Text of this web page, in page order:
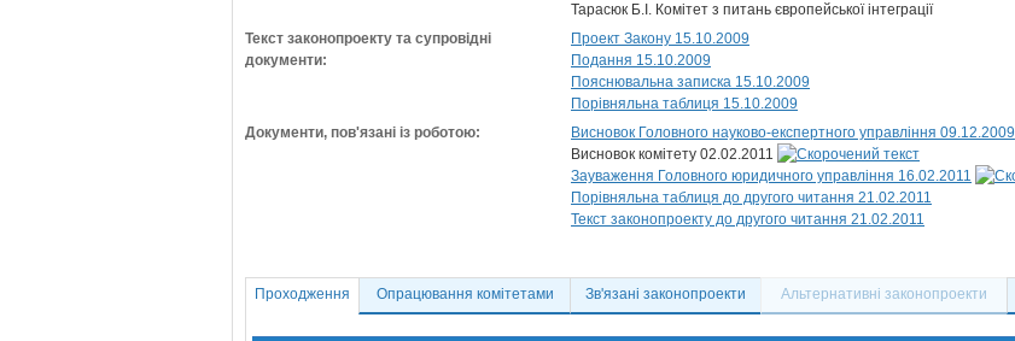
Тарасюк Б.І. Комітет з питань європейської інтеграції
Текст законопроекту та супровідні
документи:
Проект Закону 15.10.2009
Подання 15.10.2009
Пояснювальна записка 15.10.2009
Порівняльна таблиця 15.10.2009
Документи, пов'язані із роботою:
Висновок Головного науково-експертного управління 09.12.2009
Висновок комітету 02.02.2011
Зауваження Головного юридичного управління 16.02.2011
Порівняльна таблиця до другого читання 21.02.2011
Текст законопроекту до другого читання 21.02.2011
Проходження Опрацювання комітетами Зв'язані законопроекти Альтернативні законопроекти